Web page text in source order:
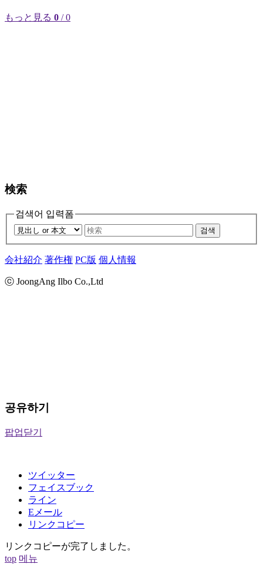
もっと見る 0 / 0
検索
검색어 입력폼
검색
会社紹介 著作権 PC版 個人情報
ⓒ JoongAng Ilbo Co.,Ltd
공유하기
팝업닫기
ツイッター
フェイスブック
ライン
Eメール
リンクコピー
リンクコピーが完了しました。
top 메뉴